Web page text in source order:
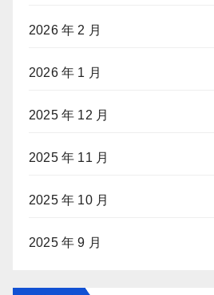
2026 年 2 月
2026 年 1 月
2025 年 12 月
2025 年 11 月
2025 年 10 月
2025 年 9 月